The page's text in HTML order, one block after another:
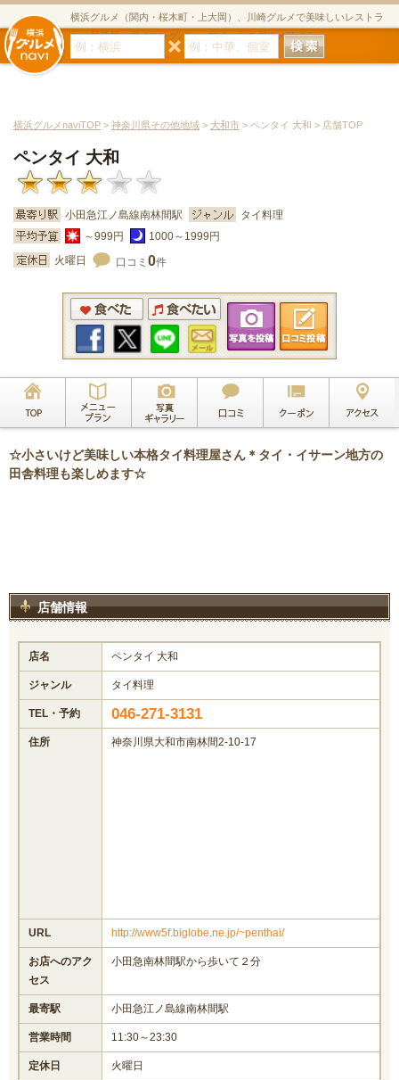
横浜グルメ（関内・桜木町・上大岡）、川崎グルメで美味しいレストラ
ン・居酒屋・ダイニングバー・スイーツのグルメサイト
横浜グルメnaviTOP > 神奈川県その他地域 > 大和市 > ペンタイ 大和 > 店舗TOP
ペンタイ 大和
小田急江ノ島線南林間駅
タイ料理
～999円
1000～1999円
火曜日
口コミ 0件
☆小さいけど美味しい本格タイ料理屋さん＊タイ・イサーン地方の
田舎料理も楽しめます☆
店舗情報
店名 ペンタイ 大和
ジャンル タイ料理
TEL・予約 046-271-3131
住所 神奈川県大和市南林間2-10-17
URL http://www5f.biglobe.ne.jp/~penthai/
お店へのアク
セス
小田急南林間駅から歩いて２分
最寄駅 小田急江ノ島線南林間駅
営業時間 11:30～23:30
定休日 火曜日